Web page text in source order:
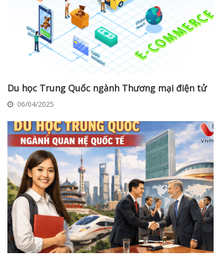
Du học Trung Quốc ngành Thương mại điện tử
06/04/2025